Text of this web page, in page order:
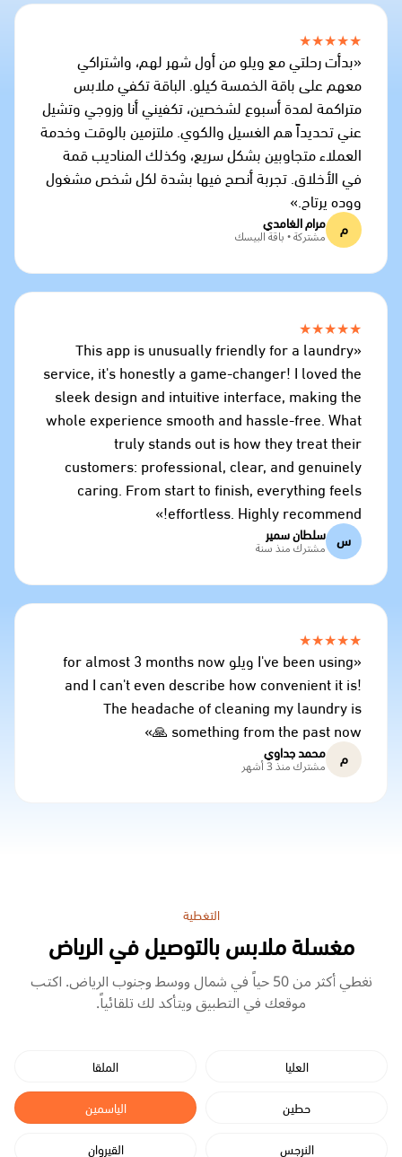
★★★★★
«بدأت رحلتي مع ويلو من أول شهر لهم، واشتراكي
معهم على باقة الخمسة كيلو. الباقة تكفي ملابس
متراكمة لمدة أسبوع لشخصين، تكفيني أنا وزوجي وتشيل
عني تحديداً هم الغسيل والكوي. ملتزمين بالوقت وخدمة
العملاء متجاوبين بشكل سريع، وكذلك المناديب قمة
في الأخلاق. تجربة أنصح فيها بشدة لكل شخص مشغول
ووده يرتاح.»
م مرام الغامدي
مشتركة • باقة البيسك
★★★★★
«This app is unusually friendly for a laundry
service, it's honestly a game-changer! I loved the
sleek design and intuitive interface, making the
whole experience smooth and hassle-free. What
truly stands out is how they treat their
customers: professional, clear, and genuinely
caring. From start to finish, everything feels
effortless. Highly recommend!»
س سلطان سمير
مشترك منذ سنة
★★★★★
«I've been using ويلو for almost 3 months now
and I can't even describe how convenient it is!
The headache of cleaning my laundry is
something from the past now 🙏»
م محمد جداوي
مشترك منذ 3 أشهر
التغطية
مغسلة ملابس بالتوصيل في الرياض
نغطي أكثر من 50 حياً في شمال ووسط وجنوب الرياض. اكتب
موقعك في التطبيق ويتأكد لك تلقائياً.
العليا
الملقا
حطين
الياسمين
النرجس
القيروان